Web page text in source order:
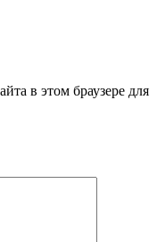
в этом браузере для